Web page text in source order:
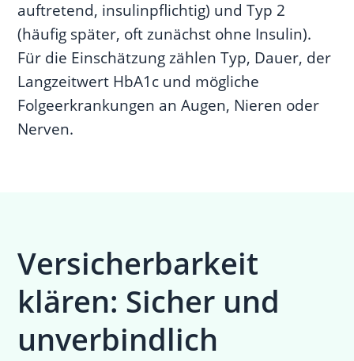
auftretend, insulinpflichtig) und Typ 2
(häufig später, oft zunächst ohne Insulin).
Für die Einschätzung zählen Typ, Dauer, der
Langzeitwert HbA1c und mögliche
Folgeerkrankungen an Augen, Nieren oder
Nerven.
Versicherbarkeit
klären: Sicher und
unverbindlich